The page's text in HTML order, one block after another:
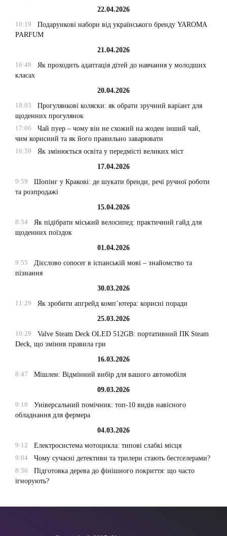
22.04.2026
10:19
Подарункові набори від українського бренду YAROMA
PARFUM
21.04.2026
16:49
Як проходить адаптація дітей до навчання у молодших
класах
20.04.2026
18:03
Прогулянкові коляски: як обрати зручний варіант для
щоденних прогулянок
17:06
Чай пуер – чому він не схожий на жоден інший чай,
чим корисний та як його правильно заварювати
16:59
Як змінюється освіта у передмісті великих міст
17.04.2026
9:59
Шопінг у Кракові: де шукати бренди, речі ручної роботи
та розпродажі
15.04.2026
8:54
Як підібрати міський велосипед: практичний гайд для
щоденних поїздок
01.04.2026
9:55
Дієслово conocer в іспанській мові – знайомство та
пізнання
30.03.2026
11:29
Як зробити апгрейд комп’ютера: корисні поради
25.03.2026
10:29
Valve Steam Deck OLED 512GB: портативний ПК Steam
Deck, що змінив правила гри
16.03.2026
8:47
Мішлен: Відмінний вибір для вашого автомобіля
09.03.2026
9:10
Універсальний помічник: топ-10 видів навісного
обладнання для фермера
04.03.2026
9:12
Електросистема мотоцикла: типові слабкі місця
9:04
Чому сучасні детективи та трилери стають бестселерами?
8:56
Підготовка дерева до фінішного покриття: що часто
ігнорують?